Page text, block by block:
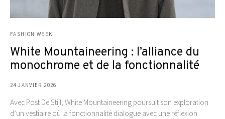
FASHION WEEK
White Mountaineering : l’alliance du
monochrome et de la fonctionnalité
24 JANVIER 2026
Avec Post De Stijl, White Mountaineering poursuit son exploration
d’un vestiaire où la fonctionnalité dialogue avec une réflexion